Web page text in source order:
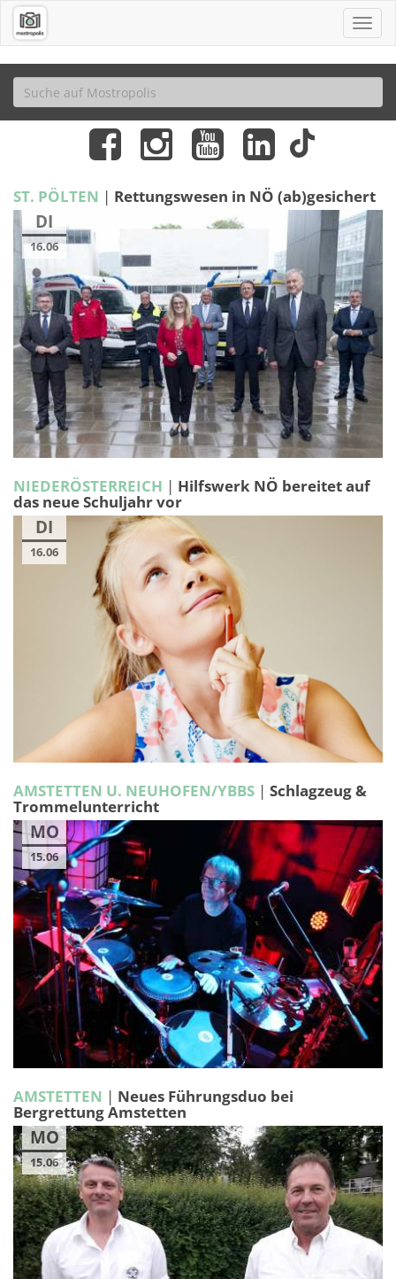
ST. PÖLTEN | Rettungswesen in NÖ (ab)gesichert
DI
16.06
NIEDERÖSTERREICH | Hilfswerk NÖ bereitet auf
das neue Schuljahr vor
DI
16.06
AMSTETTEN U. NEUHOFEN/YBBS | Schlagzeug &
Trommelunterricht
MO
15.06
AMSTETTEN | Neues Führungsduo bei
Bergrettung Amstetten
MO
15.06